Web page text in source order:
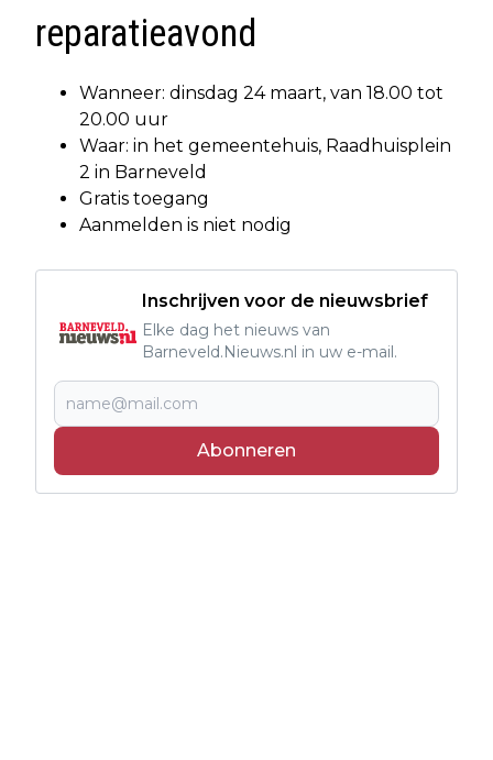
reparatieavond
Wanneer: dinsdag 24 maart, van 18.00 tot
20.00 uur
Waar: in het gemeentehuis, Raadhuisplein
2 in Barneveld
Gratis toegang
Aanmelden is niet nodig
Inschrijven voor de nieuwsbrief
Elke dag het nieuws van
Barneveld.Nieuws.nl in uw e-mail.
Abonneren